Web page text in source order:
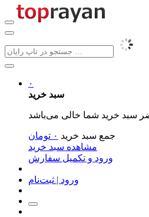
۰
سبد خرید
جمع سبد خرید ۰ تومان
مشاهده سبد خرید
ورود و تکمیل سفارش
ورود | ثبت‌نام